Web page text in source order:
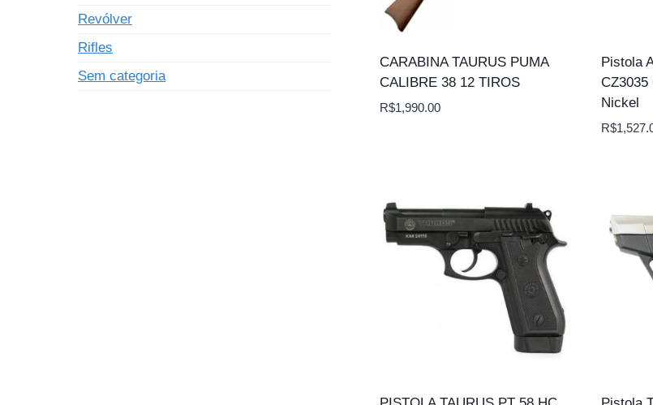
CARABINA TAURUS PUMA
CALIBRE 38 12 TIROS
R$1,990.00
Pistola
CZ3035
Nickel
R$
Revólver
Rifles
Sem categoria